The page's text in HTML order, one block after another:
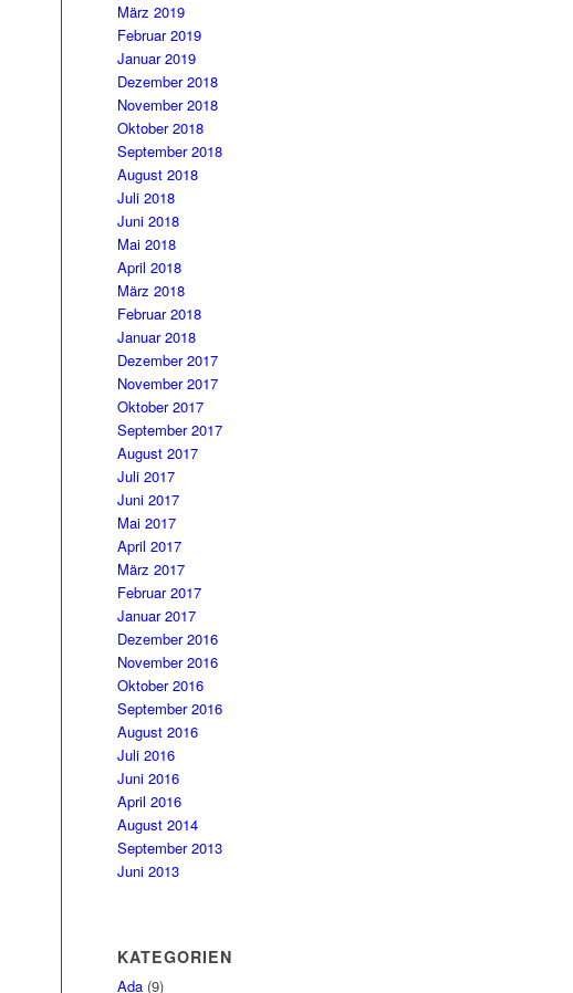
März 2019
Februar 2019
Januar 2019
Dezember 2018
November 2018
Oktober 2018
September 2018
August 2018
Juli 2018
Juni 2018
Mai 2018
April 2018
März 2018
Februar 2018
Januar 2018
Dezember 2017
November 2017
Oktober 2017
September 2017
August 2017
Juli 2017
Juni 2017
Mai 2017
April 2017
März 2017
Februar 2017
Januar 2017
Dezember 2016
November 2016
Oktober 2016
September 2016
August 2016
Juli 2016
Juni 2016
April 2016
August 2014
September 2013
Juni 2013
KATEGORIEN
Ada (9)